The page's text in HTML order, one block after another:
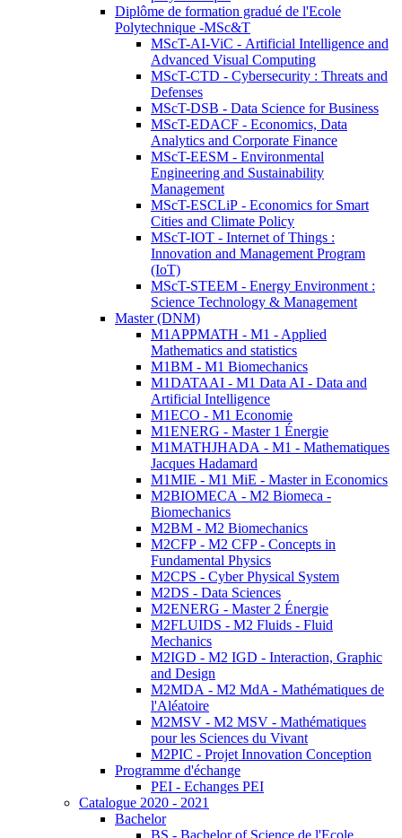
Diplôme de formation gradué de l'Ecole
Polytechnique -MSc&T
MScT-AI-ViC - Artificial Intelligence and
Advanced Visual Computing
MScT-CTD - Cybersecurity : Threats and
Defenses
MScT-DSB - Data Science for Business
MScT-EDACF - Economics, Data
Analytics and Corporate Finance
MScT-EESM - Environmental
Engineering and Sustainability
Management
MScT-ESCLiP - Economics for Smart
Cities and Climate Policy
MScT-IOT - Internet of Things :
Innovation and Management Program
(IoT)
MScT-STEEM - Energy Environment :
Science Technology & Management
Master (DNM)
M1APPMATH - M1 - Applied
Mathematics and statistics
M1BM - M1 Biomechanics
M1DATAAI - M1 Data AI - Data and
Artificial Intelligence
M1ECO - M1 Economie
M1ENERG - Master 1 Énergie
M1MATHJHADA - M1 - Mathematiques
Jacques Hadamard
M1MIE - M1 MiE - Master in Economics
M2BIOMECA - M2 Biomeca -
Biomechanics
M2BM - M2 Biomechanics
M2CFP - M2 CFP - Concepts in
Fundamental Physics
M2CPS - Cyber Physical System
M2DS - Data Sciences
M2ENERG - Master 2 Énergie
M2FLUIDS - M2 Fluids - Fluid
Mechanics
M2IGD - M2 IGD - Interaction, Graphic
and Design
M2MDA - M2 MdA - Mathématiques de
l'Aléatoire
M2MSV - M2 MSV - Mathématiques
pour les Sciences du Vivant
M2PIC - Projet Innovation Conception
Programme d'échange
PEI - Echanges PEI
Catalogue 2020 - 2021
Bachelor
BS - Bachelor of Science de l'Ecole